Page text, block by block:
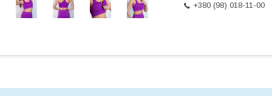
+380 (98) 018-11-00